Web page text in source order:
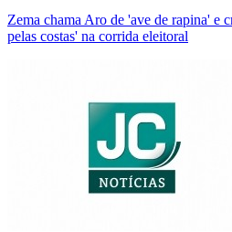
Zema chama Aro de 'ave de rapina' e
pelas costas' na corrida eleitoral